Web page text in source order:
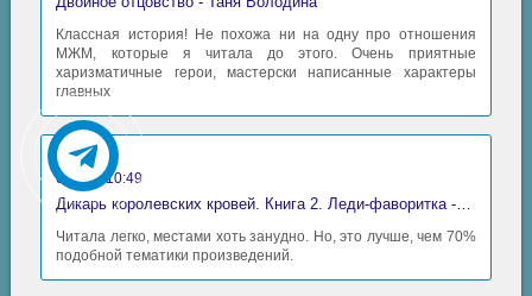
Классная история! Не похожа ни на одну про отношения
МЖМ, которые я читала до этого. Очень приятные
харизматичные герои, мастерски написанные характеры
главных
Аида
06 май 10:49
Дикарь королевских кровей. Книга 2. Леди-фаворитка - Анна Сергеевна Гаврилова
Читала легко, местами хоть занудно. Но, это лучше, чем 70%
подобной тематики произведений.